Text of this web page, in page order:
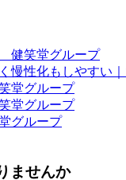
健笑堂グループ
慢性化もしやすい
堂グループ
堂グループ
グループ